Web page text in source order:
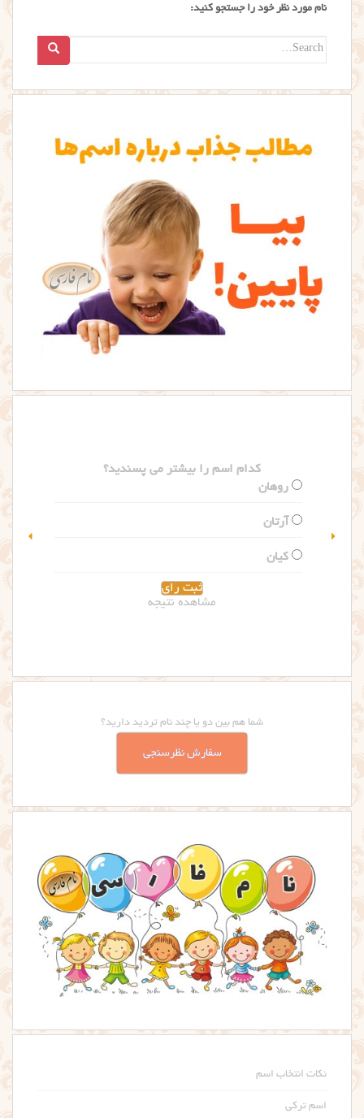
نام مورد نظر خود را جستجو کنید:
Search
مشاهده نتیجه
شما هم بین دو یا چند نام تردید دارید؟
سفارش نظرسنجی
نکات انتخاب اسم
اسم ترکی